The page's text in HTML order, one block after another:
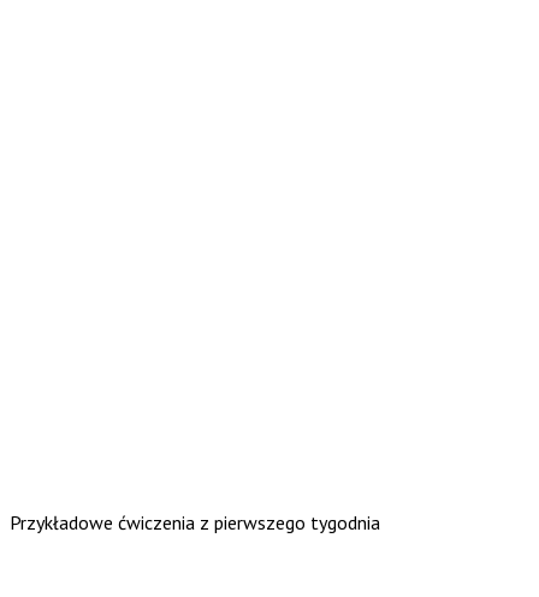
Przykładowe ćwiczenia z pierwszego tygodnia